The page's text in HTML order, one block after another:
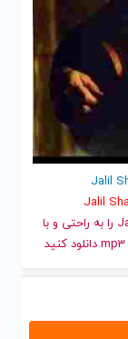
و قدیمی جلیل شهناز | Jalil Shahnaz را به راحتی و با